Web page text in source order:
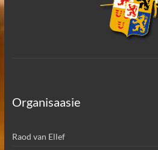
Organisaasie
Raod van Ellef